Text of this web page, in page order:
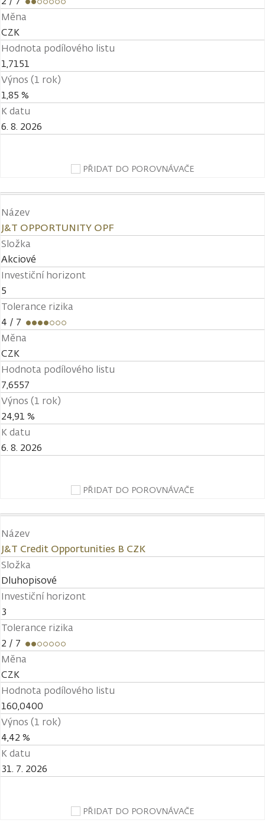
Měna
CZK
Hodnota podílového listu
1,7151
Výnos (1 rok)
1,85 %
K datu
6. 8. 2026
PŘIDAT DO POROVNÁVAČE
Název
J&T OPPORTUNITY OPF
Složka
Akciové
Investiční horizont
5
Tolerance rizika
4 / 7
Měna
CZK
Hodnota podílového listu
7,6557
Výnos (1 rok)
24,91 %
K datu
6. 8. 2026
PŘIDAT DO POROVNÁVAČE
Název
J&T Credit Opportunities B CZK
Složka
Dluhopisové
Investiční horizont
3
Tolerance rizika
2 / 7
Měna
CZK
Hodnota podílového listu
160,0400
Výnos (1 rok)
4,42 %
K datu
31. 7. 2026
PŘIDAT DO POROVNÁVAČE